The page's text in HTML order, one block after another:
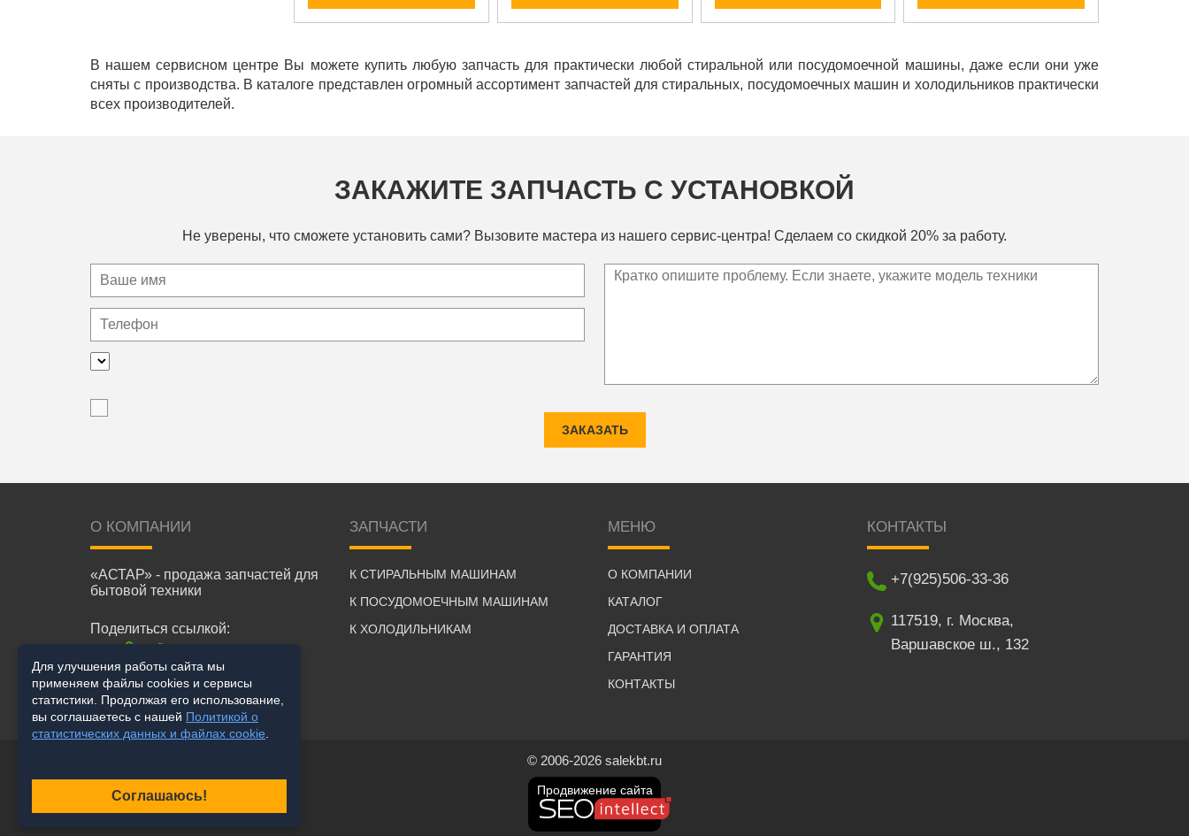
В нашем сервисном центре Вы можете купить любую запчасть для практически любой стиральной или посудомоечной машины, даже если они уже
сняты с производства. В каталоге представлен огромный ассортимент запчастей для стиральных, посудомоечных машин и холодильников практически
всех производителей.
ЗАКАЖИТЕ ЗАПЧАСТЬ С УСТАНОВКОЙ
Не уверены, что сможете установить сами? Вызовите мастера из нашего сервис-центра! Сделаем со скидкой 20% за работу.
ЗАКАЗАТЬ
О КОМПАНИИ
«АСТАР» - продажа запчастей для
бытовой техники
Поделиться ссылкой:
ЗАПЧАСТИ
К СТИРАЛЬНЫМ МАШИНАМ
К ПОСУДОМОЕЧНЫМ МАШИНАМ
К ХОЛОДИЛЬНИКАМ
МЕНЮ
О КОМПАНИИ
КАТАЛОГ
ДОСТАВКА И ОПЛАТА
ГАРАНТИЯ
КОНТАКТЫ
КОНТАКТЫ
+7(925)506-33-36
117519, г. Москва,
Варшавское ш., 132
© 2006-2026 salekbt.ru
Продвижение сайта
Для улучшения работы сайта мы
применяем файлы cookies и сервисы
статистики. Продолжая его использование,
вы соглашаетесь с нашей Политикой о
статистических данных и файлах cookie
Соглашаюсь!